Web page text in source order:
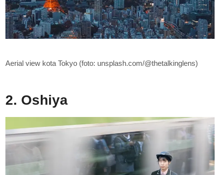
Aerial view kota Tokyo (foto: unsplash.com/@thetalkinglens)
2. Oshiya